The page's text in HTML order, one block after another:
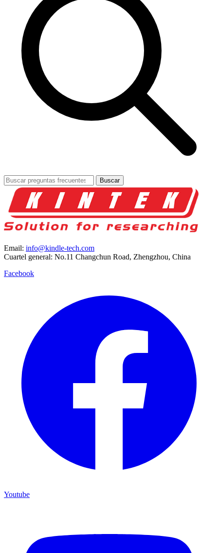
Buscar
Email: info@kindle-tech.com
Cuartel general: No.11 Changchun Road, Zhengzhou, China
Facebook
Youtube